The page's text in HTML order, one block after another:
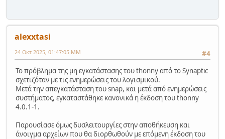
alexxtasi
#4
24 Οκτ 2025, 01:47:05 ΜΜ
Το πρόβλημα της μη εγκατάστασης του thonny από το Synaptic
σχετιζόταν με τις ενημερώσεις του λογισμικού.
Μετά την απεγκατάσταση του snap, και μετά από ενημερώσεις
συστήματος, εγκαταστάθηκε κανονικά η έκδοση του thonny
4.0.1-1.
Παρουσίασε όμως δυσλειτουργίες στην αποθήκευση και
άνοιγμα αρχείων που θα διορθωθούν με επόμενη έκδοση του